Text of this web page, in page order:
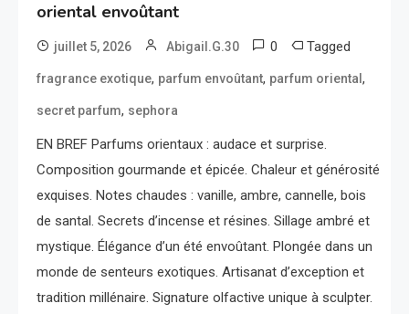
oriental envoûtant
juillet 5, 2026 Abigail.G.30 0 Tagged
fragrance exotique, parfum envoûtant, parfum oriental,
secret parfum, sephora
EN BREF Parfums orientaux : audace et surprise.
Composition gourmande et épicée. Chaleur et générosité
exquises. Notes chaudes : vanille, ambre, cannelle, bois
de santal. Secrets d’incense et résines. Sillage ambré et
mystique. Élégance d’un été envoûtant. Plongée dans un
monde de senteurs exotiques. Artisanat d’exception et
tradition millénaire. Signature olfactive unique à sculpter.